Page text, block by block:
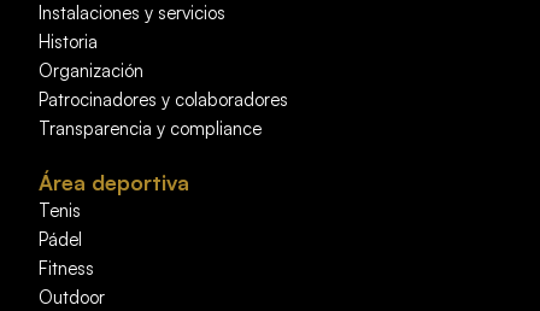
Instalaciones y servicios
Historia
Organización
Patrocinadores y colaboradores
Transparencia y compliance
Área deportiva
Tenis
Pádel
Fitness
Outdoor